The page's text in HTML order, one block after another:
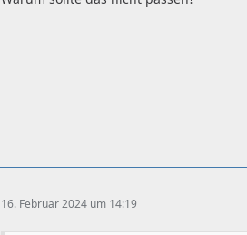
16. Februar 2024 um 14:19